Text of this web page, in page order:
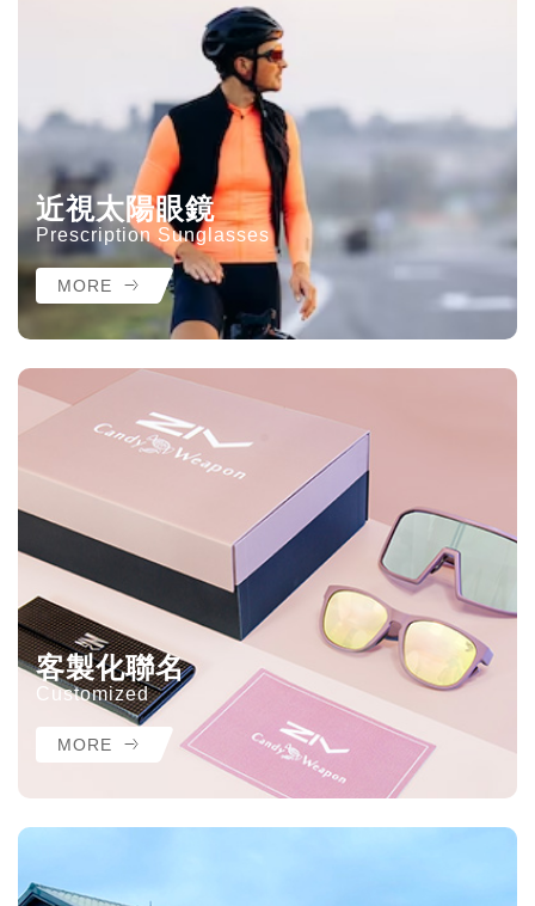
近視太陽眼鏡
Prescription Sunglasses
MORE
客製化聯名
Customized
MORE